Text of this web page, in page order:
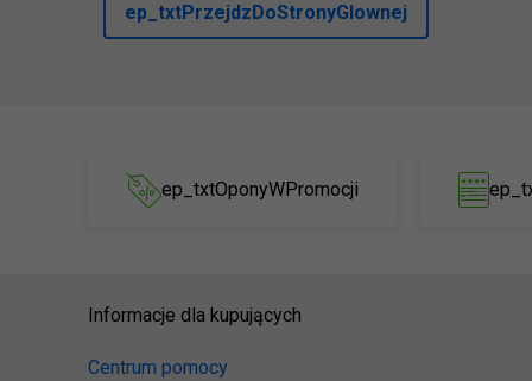
ep_txtPrzejdzDoStronyGlownej
ep_txtOponyWPromocji
Informacje dla kupujących
Centrum pomocy